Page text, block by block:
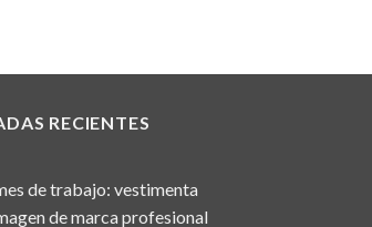
RECIENTES
de trabajo: vestimenta
de marca profesional